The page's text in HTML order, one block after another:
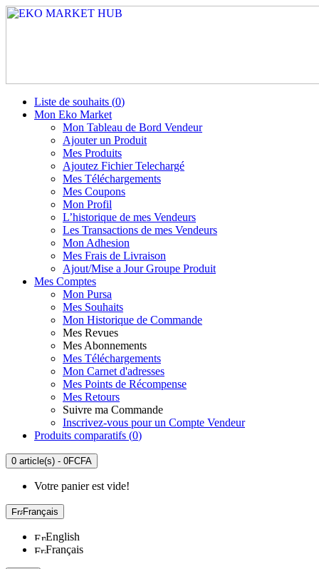
Liste de souhaits (0)
Mon Eko Market
Mon Tableau de Bord Vendeur
Ajouter un Produit
Mes Produits
Ajoutez Fichier Telechargé
Mes Téléchargements
Mes Coupons
Mon Profil
L’historique de mes Vendeurs
Les Transactions de mes Vendeurs
Mon Adhesion
Mes Frais de Livraison
Ajout/Mise a Jour Groupe Produit
Mes Comptes
Mon Pursa
Mes Souhaits
Mon Historique de Commande
Mes Revues
Mes Abonnements
Mes Téléchargements
Mon Carnet d'adresses
Mes Points de Récompense
Mes Retours
Suivre ma Commande
Inscrivez-vous pour un Compte Vendeur
Produits comparatifs (0)
0 article(s) - 0FCFA
Votre panier est vide!
Français
English
Français